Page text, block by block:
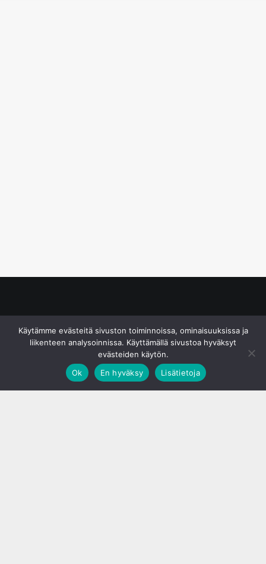
Käytämme evästeitä sivuston toiminnoissa, ominaisuuksissa ja
liikenteen analysoinnissa. Käyttämällä sivustoa hyväksyt
evästeiden käytön.
Ok
En hyväksy Lisätietoja